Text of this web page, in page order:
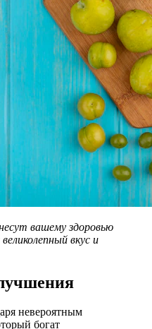
вашему здоровью
вкус и
невероятным
богат